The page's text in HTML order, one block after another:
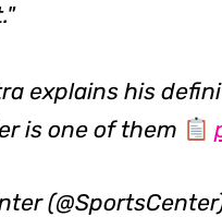
explains his
is one of them